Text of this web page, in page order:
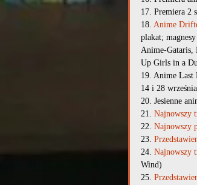
17. Premiera 2
18. Anime
plakat;
Anime-Gataris,
Up Girls in a
19. Anime Last
14 i 28
20. Jesienne
21. Najnowszy
22. Najnowszy
23.
24. Najnowszy
Wind)
25.